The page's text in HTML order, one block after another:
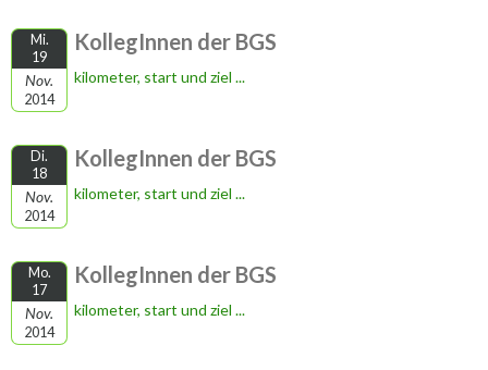
Mi.
19
Nov.
2014
KollegInnen der BGS
kilometer, start und ziel ...
Di.
18
Nov.
2014
KollegInnen der BGS
kilometer, start und ziel ...
Mo.
17
Nov.
2014
KollegInnen der BGS
kilometer, start und ziel ...